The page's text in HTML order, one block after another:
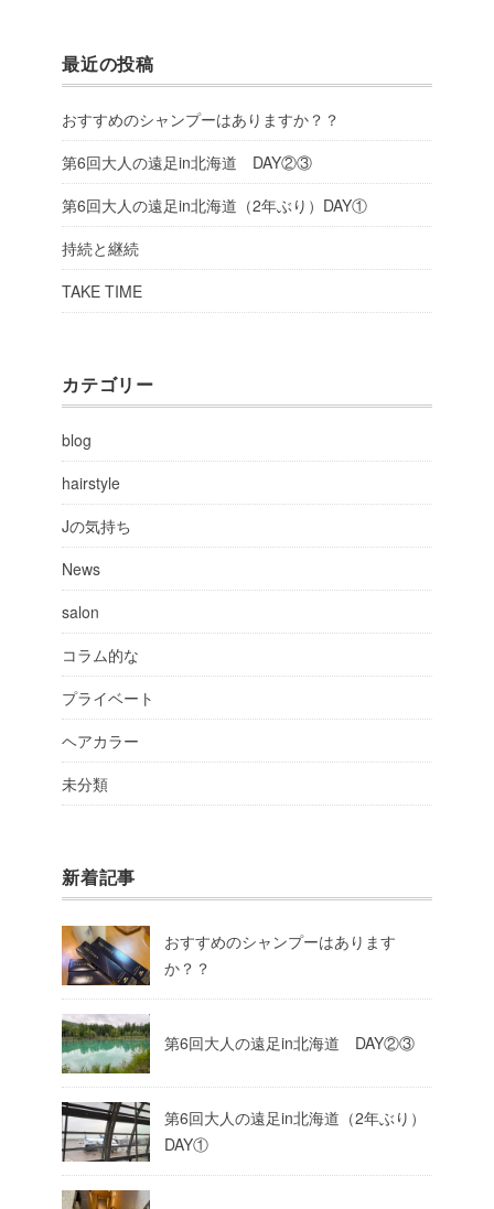
最近の投稿
おすすめのシャンプーはありますか？？
第6回大人の遠足in北海道 DAY②③
第6回大人の遠足in北海道（2年ぶり）DAY①
持続と継続
TAKE TIME
カテゴリー
blog
hairstyle
Jの気持ち
News
salon
コラム的な
プライベート
ヘアカラー
未分類
新着記事
おすすめのシャンプーはあります
か？？
第6回大人の遠足in北海道 DAY②③
第6回大人の遠足in北海道（2年ぶり）
DAY①